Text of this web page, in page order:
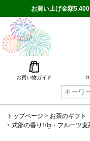
お買い上げ金額
お買い物ガイド
トップページ
お茶のギフト
式部の香り10p・フルーツ